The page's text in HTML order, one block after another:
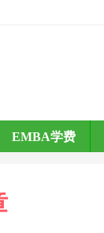
EMBA学费